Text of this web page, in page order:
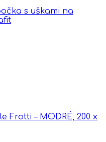
s uškami na
Frotti – MODRÉ, 200 x